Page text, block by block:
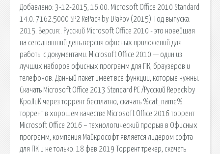
Добавлено: 3-12-2015, 16:00. Microsoft Office 2010 Standard
14.0. 7162.5000 SP2 RePack by D!akov (2015). Год выпуска:
2015. Версия:. Русский Microsoft Office 2010 - это новейшая
на сегодняшний день версия офисных приложений для
работы с документами. Microsoft Office 2010 — один из
лучших наборов офисных программ для ПК, браузеров и
телефонов. Данный пакет имеет все функции, которые нужны.
Скачать Microsoft Office 2013 Standard PC /Русский Repack by
KpoJIuK через торрент бесплатно, скачать %cat_name%
торрент в хорошем качестве Microsoft Office 2016 торрент
Microsoft Office 2016 – технологический прорыв в Офисных
программ, компания Майкрософт является лидером софта
для ПК и не только. 18 фев 2019 Торрент трекер, скачать